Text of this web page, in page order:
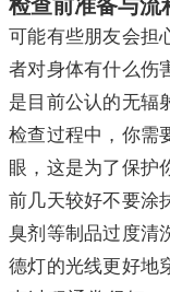
检查前准备与流
可能有些朋友会担
者对身体有什么伤
是目前公认的无辐
检查过程中，你需
眼，这是为了保护
前几天较好不要涂
臭剂等制品过度清
德灯的光线更好地